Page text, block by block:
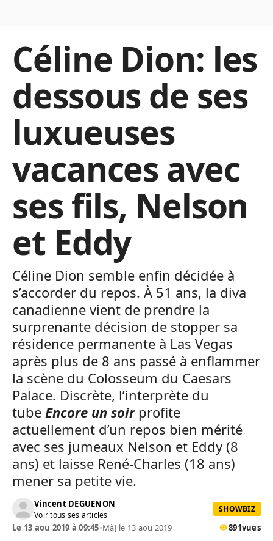
Céline Dion: les
dessous de ses
luxueuses
vacances avec
ses fils, Nelson
et Eddy
Céline Dion semble enfin décidée à
s’accorder du repos. À 51 ans, la diva
canadienne vient de prendre la
surprenante décision de stopper sa
résidence permanente à Las Vegas
après plus de 8 ans passé à enflammer
la scène du Colosseum du Caesars
Palace. Discrète, l’interprète du
tube Encore un soirprofite
actuellement d’un repos bien mérité
avec ses jumeaux Nelson et Eddy (8
ans) et laisse René-Charles (18 ans)
mener sa petite vie.
Vincent DEGUENON
Voir tous ses articles
SHOWBIZ
Le 13 aou 2019 à 09:45•MàJ le 13 aou 2019 891vues